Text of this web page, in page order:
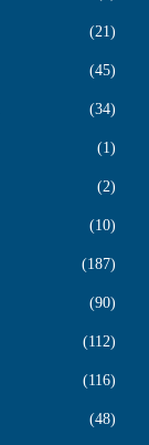
21
45
34
1
2
10
187
90
112
116
48